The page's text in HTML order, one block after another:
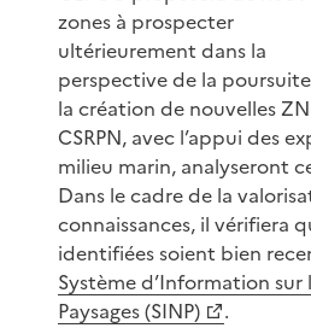
zones à prospecter
ultérieurement dans la
perspective de la
la création de nouvelles
CSRPN, avec l’appui des
milieu marin, analyseront
Dans le cadre de la
connaissances, il vérifiera
identifiées soient bien
Système d’Information
Paysages (SINP)
.